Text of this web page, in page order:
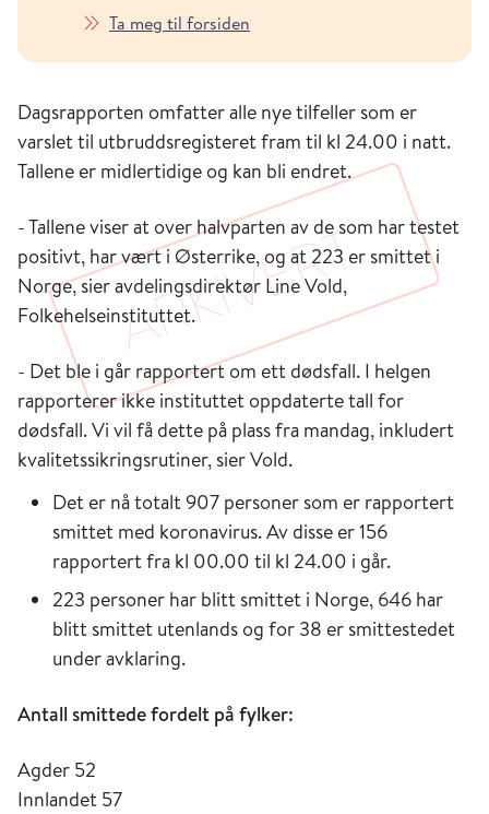
Ta meg til forsiden
Dagsrapporten omfatter alle nye tilfeller som er
varslet til utbruddsregisteret fram til kl 24.00 i natt.
Tallene er midlertidige og kan bli endret.
- Tallene viser at over halvparten av de som har testet
positivt, har vært i Østerrike, og at 223 er smittet i
Norge, sier avdelingsdirektør Line Vold,
Folkehelseinstituttet.
- Det ble i går rapportert om ett dødsfall. I helgen
rapporterer ikke instituttet oppdaterte tall for
dødsfall. Vi vil få dette på plass fra mandag, inkludert
kvalitetssikringsrutiner, sier Vold.
Det er nå totalt 907 personer som er rapportert
smittet med koronavirus. Av disse er 156
rapportert fra kl 00.00 til kl 24.00 i går.
223 personer har blitt smittet i Norge, 646 har
blitt smittet utenlands og for 38 er smittestedet
under avklaring.
Antall smittede fordelt på fylker:
Agder 52
Innlandet 57